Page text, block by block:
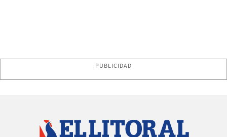
PUBLICIDAD